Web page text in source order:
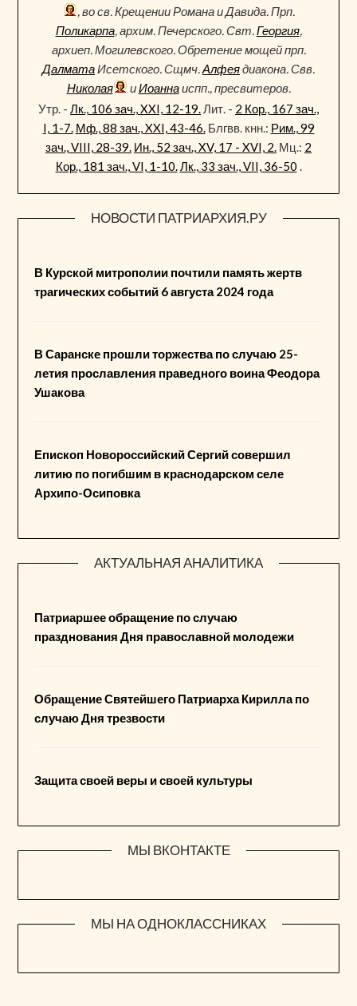
, во св. Крещении Романа и Давида. Прп.
Поликарпа, архим. Печерского. Свт. Георгия,
архиеп. Могилевского. Обретение мощей прп.
Далмата Исетского. Сщмч. Алфеядиакона. Свв.
Николая
и Иоаннаиспп., пресвитеров.
Утр. - Лк., 106 зач., XXI, 12-19. Лит. - 2 Кор., 167 зач.,
I, 1-7. Мф., 88 зач., XXI, 43-46. Блгвв. кнн.: Рим., 99
зач., VIII, 28-39. Ин., 52 зач., XV, 17 - XVI, 2. Мц.: 2
Кор., 181 зач., VI, 1-10. Лк., 33 зач., VII, 36-50
НОВОСТИ ПАТРИАРХИЯ.РУ
В Курской митрополии почтили память жертв
трагических событий 6 августа 2024 года
В Саранске прошли торжества по случаю 25-
летия прославления праведного воина Феодора
Ушакова
Епископ Новороссийский Сергий совершил
литию по погибшим в краснодарском селе
Архипо-Осиповка
АКТУАЛЬНАЯ АНАЛИТИКА
Патриаршее обращение по случаю
празднования Дня православной молодежи
Обращение Святейшего Патриарха Кирилла по
случаю Дня трезвости
Защита своей веры и своей культуры
МЫ ВКОНТАКТЕ
МЫ НА ОДНОКЛАССНИКАХ